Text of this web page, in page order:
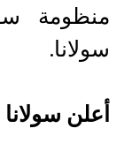
منظومة
سولانا.
أعلن